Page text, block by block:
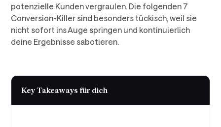
potenzielle Kunden vergraulen. Die folgenden 7
Conversion-Killer sind besonders tückisch, weil sie
nicht sofort ins Auge springen und kontinuierlich
deine Ergebnisse sabotieren.
Key Takeaways für dich